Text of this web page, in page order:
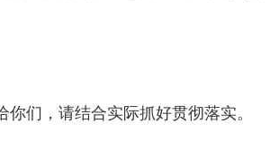
们，请结合实际抓好贯彻落实。